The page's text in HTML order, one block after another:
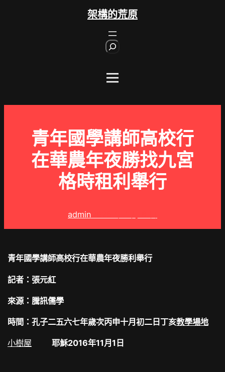
架構的荒原
青年國學講師高校行
在華農年夜勝找九宮
格時租利舉行
admin
青年國學講師高校行在華農年夜勝利舉行
記者：張元紅
來源：騰訊儒學
時間：孔子二五六七年歲次丙申十月初二日丁亥教學場地
小樹屋 耶穌2016年11月1日